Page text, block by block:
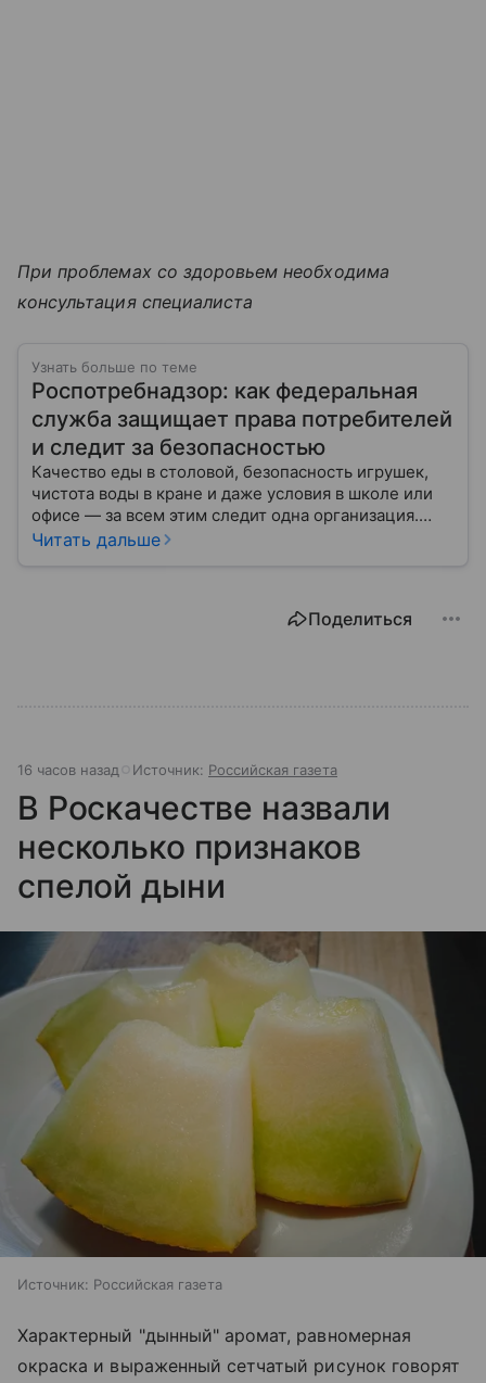
При проблемах со здоровьем необходима
консультация специалиста
Узнать больше по теме
Роспотребнадзор: как федеральная
служба защищает права потребителей
и следит за безопасностью
Качество еды в столовой, безопасность игрушек,
чистота воды в кране и даже условия в школе или
офисе — за всем этим следит одна организация.
Роспотребнадзор — федеральная служба, которая
её работа важна для каждого жителя России.
Читать дальше
Поделиться
16 часов назад Источник: Российская газета
В Роскачестве назвали
несколько признаков
спелой дыни
Источник: Российская газета
Характерный "дынный" аромат, равномерная
окраска и выраженный сетчатый рисунок говорят